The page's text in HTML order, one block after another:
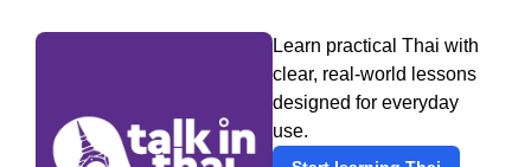
Learn practical Thai with
clear, real-world lessons
designed for everyday
use.